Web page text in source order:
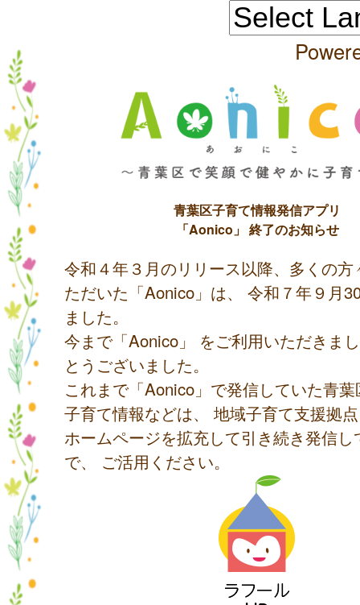
青葉区子育て情報発信アプリ
「Aonico」 終了のお知らせ
令和４年３月のリリース以降、多くの方
ただいた「Aonico」は、 令和７年９月
ました。
今まで「Aonico」 をご利用いただきま
とうございました。
これまで「Aonico」で発信していた青
子育て情報などは、 地域子育て支援拠
ホームページを拡充して引き続き発信し
で、 ご活用ください。